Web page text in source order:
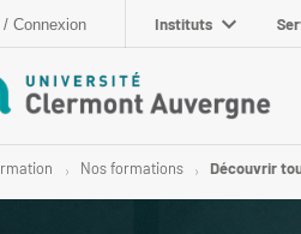
Connexion Instituts
Nos formations Découvrir